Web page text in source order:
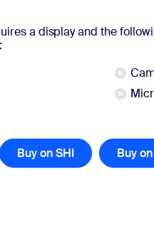
a display and the
多Buy on SHI Buy